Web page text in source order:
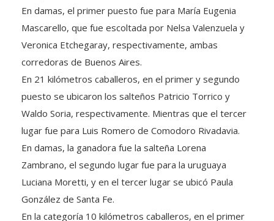
En damas, el primer puesto fue para María Eugenia
Mascarello, que fue escoltada por Nelsa Valenzuela y
Veronica Etchegaray, respectivamente, ambas
corredoras de Buenos Aires.
En 21 kilómetros caballeros, en el primer y segundo
puesto se ubicaron los salteños Patricio Torrico y
Waldo Soria, respectivamente. Mientras que el tercer
lugar fue para Luis Romero de Comodoro Rivadavia.
En damas, la ganadora fue la salteña Lorena
Zambrano, el segundo lugar fue para la uruguaya
Luciana Moretti, y en el tercer lugar se ubicó Paula
González de Santa Fe.
En la categoría 10 kilómetros caballeros, en el primer